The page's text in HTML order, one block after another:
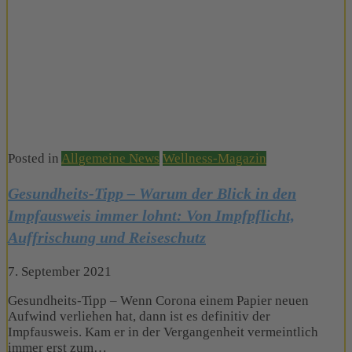
Posted in Allgemeine News Wellness-Magazin
Gesundheits-Tipp – Warum der Blick in den
Impfausweis immer lohnt: Von Impfpflicht,
Auffrischung und Reiseschutz
7. September 2021
Gesundheits-Tipp – Wenn Corona einem Papier neuen
Aufwind verliehen hat, dann ist es definitiv der
Impfausweis. Kam er in der Vergangenheit vermeintlich
immer erst zum…